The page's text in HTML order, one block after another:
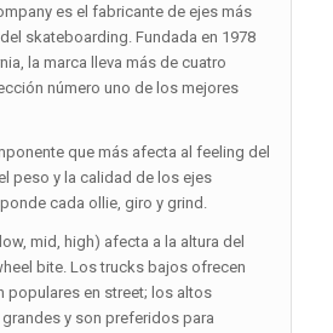
es el fabricante de ejes más
skateboarding. Fundada en 1978
la marca lleva más de cuatro
número uno de los mejores
que más afecta al feeling del
peso y la calidad de los ejes
cada ollie, giro y grind.
mid, high) afecta a la altura del
bite. Los trucks bajos ofrecen
populares en street; los altos
y son preferidos para